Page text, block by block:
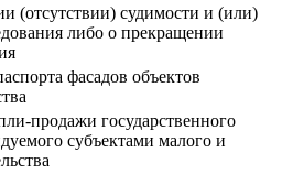
(отсутствии) судимости и (или)
либо о прекращении
фасадов объектов
продажи государственного
субъектами малого и